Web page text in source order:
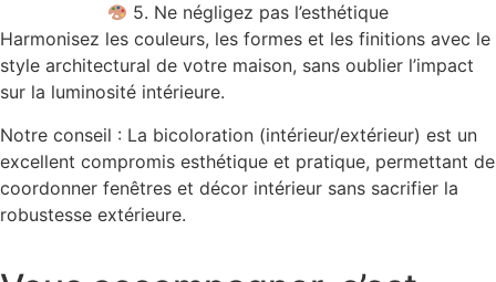
5. Ne négligez pas l’esthétique
Harmonisez les couleurs, les formes et les finitions avec le
style architectural de votre maison, sans oublier l’impact
sur la luminosité intérieure.
Notre conseil : La bicoloration (intérieur/extérieur) est un
excellent compromis esthétique et pratique, permettant de
coordonner fenêtres et décor intérieur sans sacrifier la
robustesse extérieure.